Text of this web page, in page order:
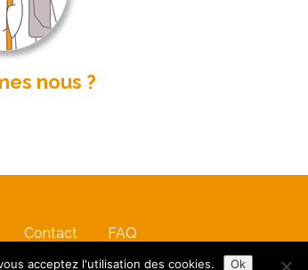
nous ?
Contact FAQ
acceptez l'utilisation des cookies. Ok